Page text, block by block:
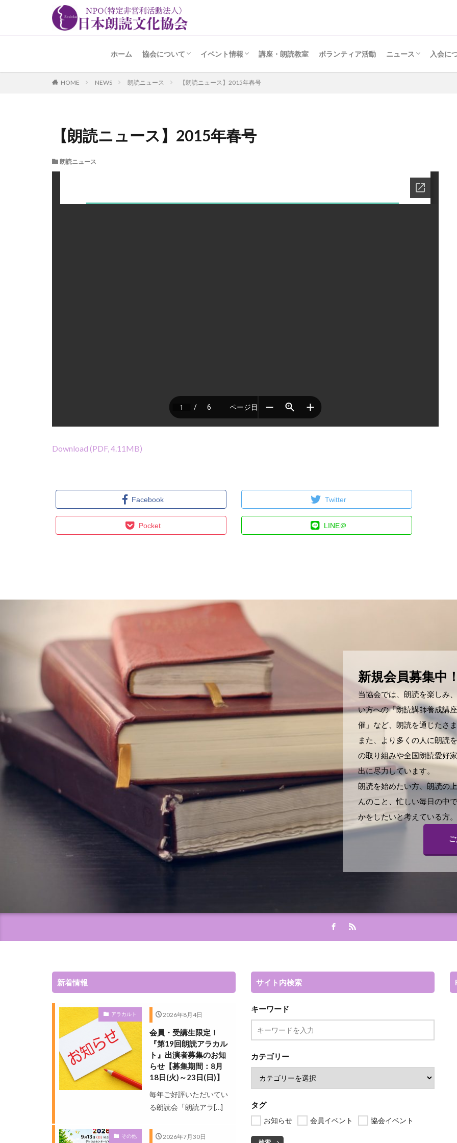
ホーム 協会について
名誉会長 加賀美先生よりメッセージ
趣旨・経緯
あゆみ
事業内容
アクセス
イベント情報
朗読の日
朗読コンクール・座談会
アラカルト
高輪朗読会
その他
講座・朗読教室 ボランティア活動 ニュース
朗読ニュース
協会だより
入会に
HOME NEWS 朗読ニュース 【朗読ニュース】2015年春号
【朗読ニュース】2015年春号
朗読ニュース
Download (PDF, 4.11MB)
Facebook Twitter
Pocket LINE＠
新規会員募集中
当協会では、朗読を楽しみ
い方への「朗読講師養成講
催」など、朗読を通じたさ
また、より多くの人に朗読
の取り組みや全国朗読愛好
出に尽力しています。
朗読を始めたい方、朗読の
んのこと、忙しい毎日の中
かをしたいと考えている方
新着情報
アラカルト 2026年8月4日
会員・受講生限定！
『第19回朗読アラカル
ト』出演者募集のお知
らせ【募集期間：8月
18日(火)～23日(日)】
毎年ご好評いただいてい
る朗読会「朗読アラ[…]
その他 2026年7月30日
サイト内検索
キーワード
カテゴリー
タグ
お知らせ 会員イベント 協会イベント